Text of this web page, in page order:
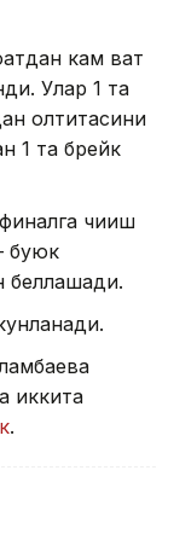
кам вақт
Улар 1 та
олтитасини
1 та брейк
чиқиш
буюк
беллашади.
иккита
.